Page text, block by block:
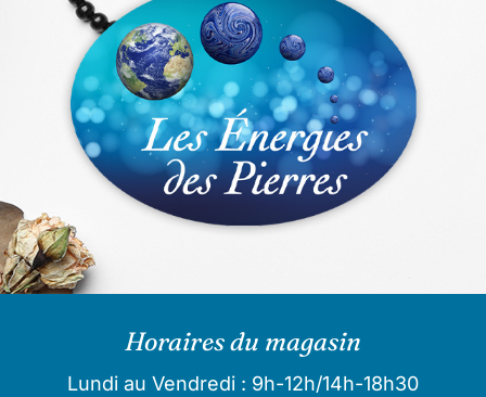
Horaires du magasin
Lundi au Vendredi : 9h-12h/14h-18h30